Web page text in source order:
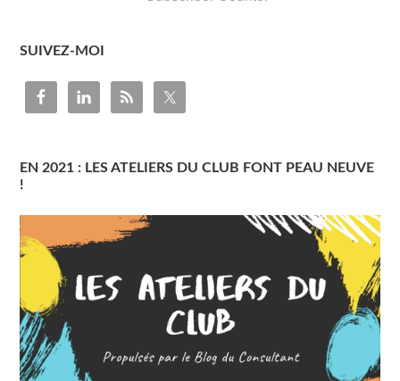
SUIVEZ-MOI
EN 2021 : LES ATELIERS DU CLUB FONT PEAU NEUVE
!